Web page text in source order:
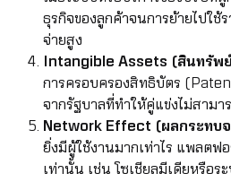
ธุรกิจของลูกค้าจนการย้ายไปใช้
จ่ายสูง
Intangible Assets (สินทรัพ
การครอบครองสิทธิบัตร
จากรัฐบาลที่ทำให้คู่แข่งไม่สาม
Network Effect (ผลกระทบจ
ยิ่งมีผู้ใช้งานมากเท่าไร แพลต
เท่านั้น เช่น โซเชียลมีเดียหรือร